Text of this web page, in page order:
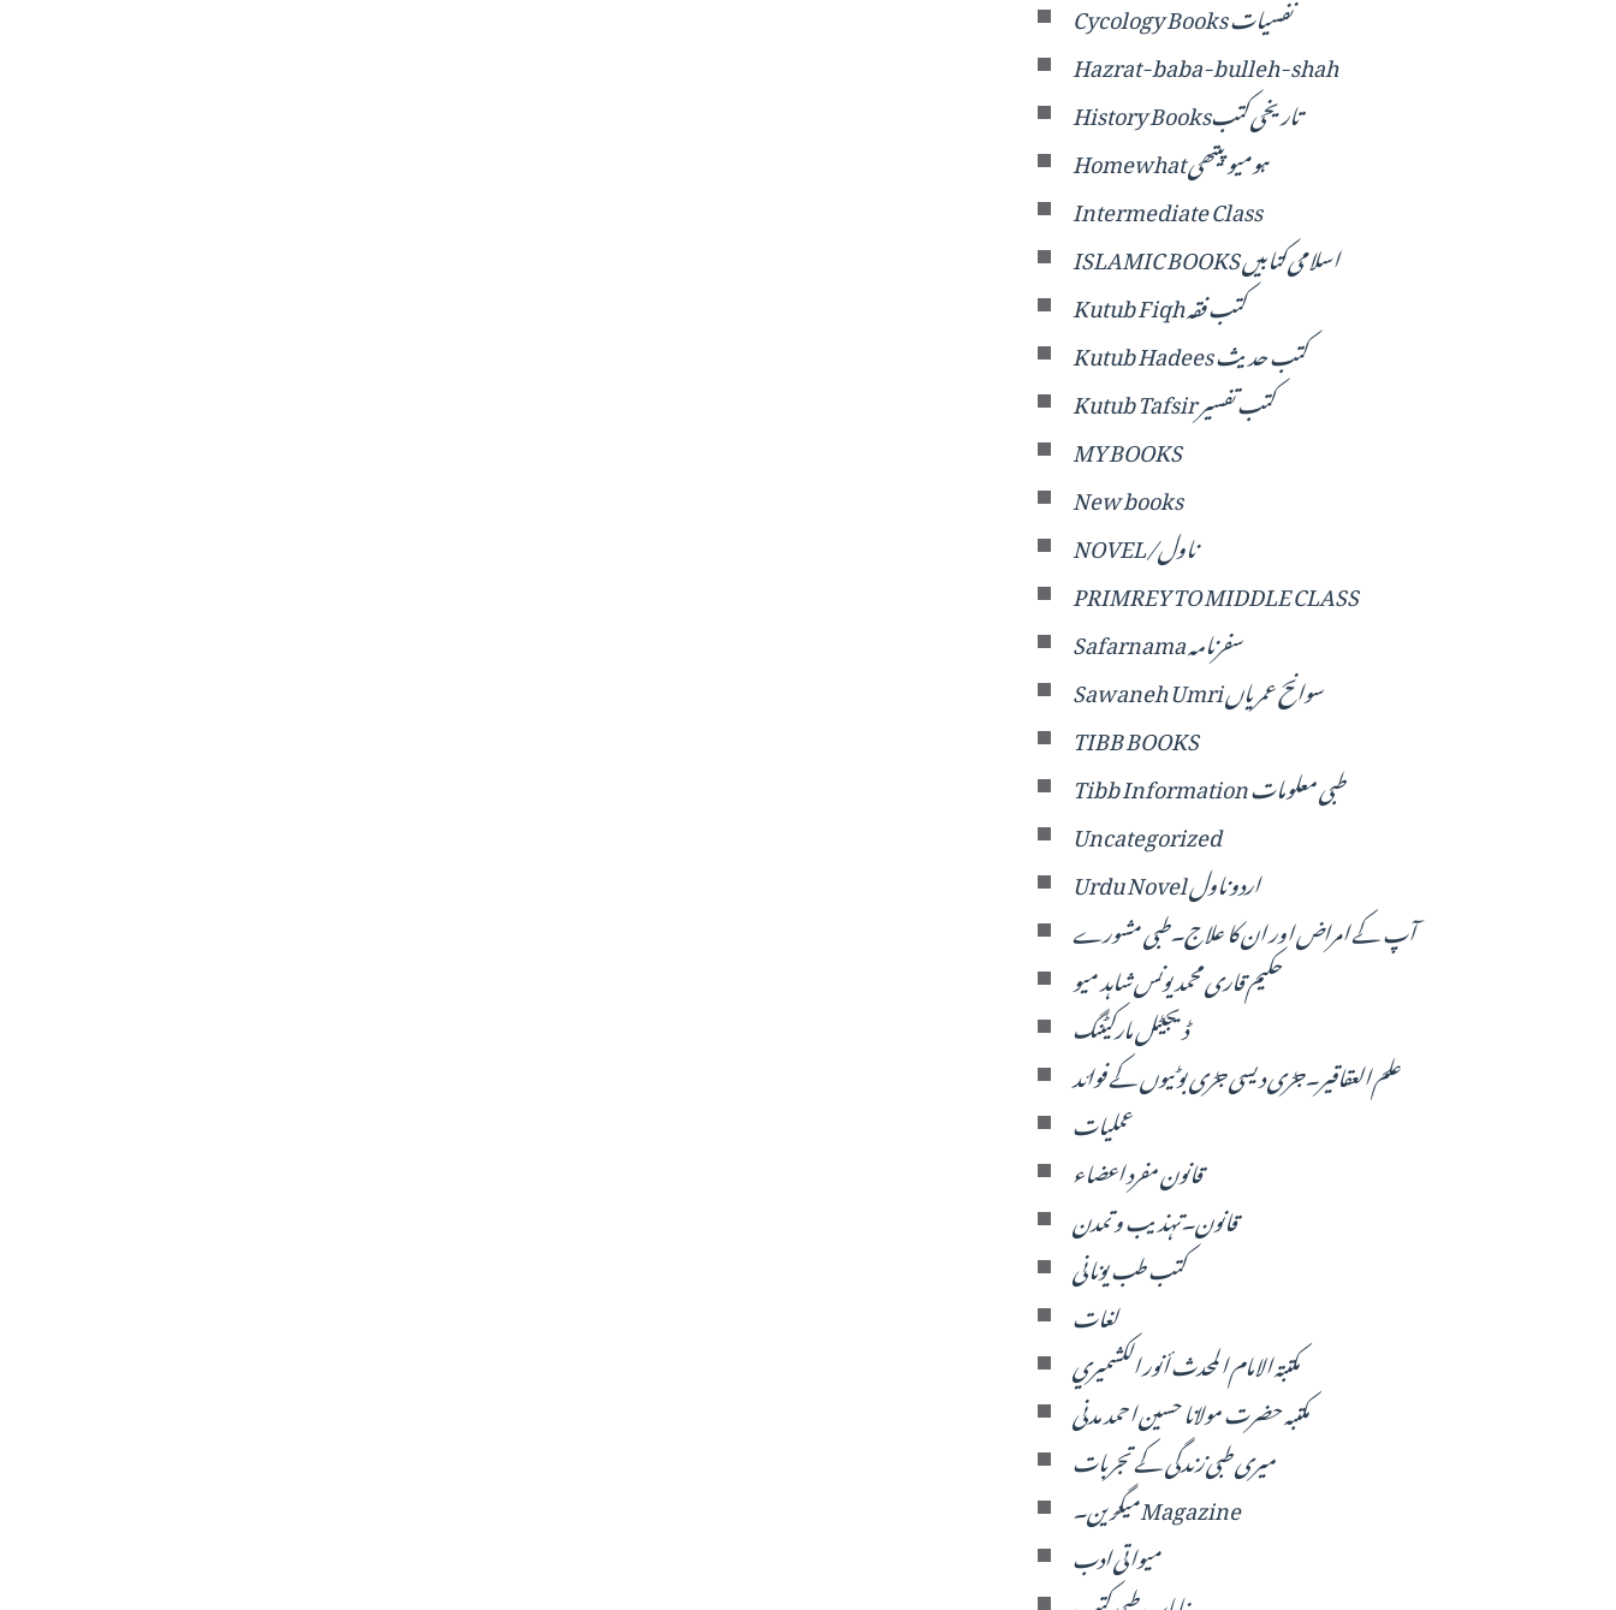
Cycology Books نفسیات
Hazrat-baba-bulleh-shah
History Booksتاریخی کتب
Homewhat ہومیو پیتھی
Intermediate Class
ISLAMIC BOOKS اسلامی کتابیں
Kutub Fiqh کتب فقہ
Kutub Hadees کتب حدیث
Kutub Tafsir کتب تفسیر
MY BOOKS
New books
NOVEL/ناول
PRIMREY TO MIDDLE CLASS
Safarnama سفرنامہ
Sawaneh Umri سوانح عمریاں
TIBB BOOKS
Tibb Information طبی معلومات
Uncategorized
Urdu Novel اردو ناول
آپ کے امراض اور ان کا علاج۔طبی مشورے
حکیم قاری محمد یونس شاہد میو
ڈیجیٹل مارکیٹنگ
علم العقاقیر۔جڑی دیسی جڑی بوٹیوں کے فوائد
عملیات
قانون مفرد اعضاء
قانون۔تہذیب و تمدن
کتب طب یونانی
لغات
مكتبة الامام المحدث أنور الكشميري
مکتبہ حضرت مولانا حسین احمد مدنی
میری طبی زندگی کے تجربات
میگزین۔Magazine
میواتی ادب